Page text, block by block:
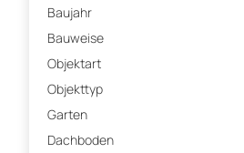
Baujahr
Bauweise
Objektart
Objekttyp
Garten
Dachboden